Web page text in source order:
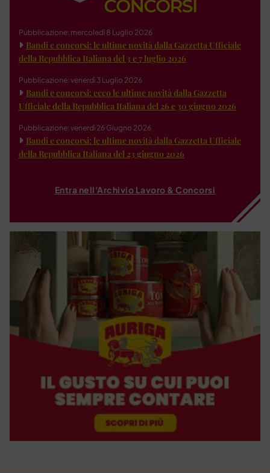
Pubblicazione: mercoledì 8 Luglio 2026
Bandi e concorsi: le ultime novità dalla Gazzetta Ufficiale
della Repubblica Italiana del 3 e 7 luglio 2026
Pubblicazione: venerdì 3 Luglio 2026
Bandi e concorsi: ecco le ultime novità dalla Gazzetta
Ufficiale della Repubblica Italiana del 26 e 30 giugno 2026
Pubblicazione: venerdì 26 Giugno 2026
Bandi e concorsi: le ultime novità dalla Gazzetta Ufficiale
della Repubblica Italiana del 23 giugno 2026
Entra nell'Archivio Lavoro & Concorsi